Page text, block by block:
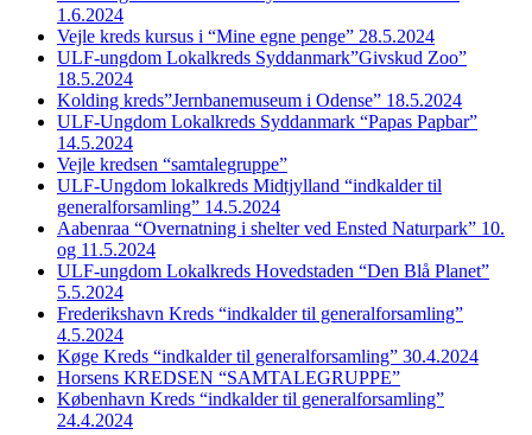
1.6.2024
Vejle kreds kursus i “Mine egne penge” 28.5.2024
ULF-ungdom Lokalkreds Syddanmark”Givskud Zoo”
18.5.2024
Kolding kreds”Jernbanemuseum i Odense” 18.5.2024
ULF-Ungdom Lokalkreds Syddanmark “Papas Papbar”
14.5.2024
Vejle kredsen “samtalegruppe”
ULF-Ungdom lokalkreds Midtjylland “indkalder til
generalforsamling” 14.5.2024
Aabenraa “Overnatning i shelter ved Ensted Naturpark” 10.
og 11.5.2024
ULF-ungdom Lokalkreds Hovedstaden “Den Blå Planet”
5.5.2024
Frederikshavn Kreds “indkalder til generalforsamling”
4.5.2024
Køge Kreds “indkalder til generalforsamling” 30.4.2024
Horsens KREDSEN “SAMTALEGRUPPE”
København Kreds “indkalder til generalforsamling”
24.4.2024